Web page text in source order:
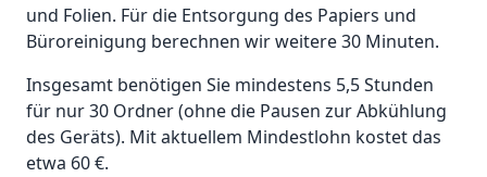
und Folien. Für die Entsorgung des Papiers und
Büroreinigung berechnen wir weitere 30 Minuten.
Insgesamt benötigen Sie mindestens 5,5 Stunden
für nur 30 Ordner (ohne die Pausen zur Abkühlung
des Geräts). Mit aktuellem Mindestlohn kostet das
etwa 60 €.